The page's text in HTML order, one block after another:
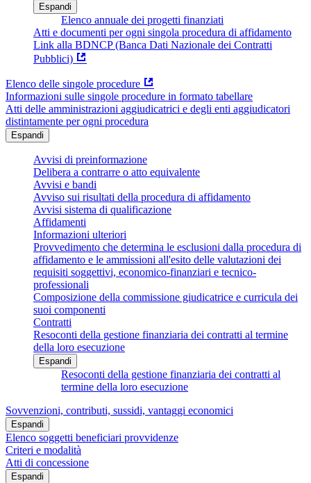
Espandi
Elenco annuale dei progetti finanziati
Atti e documenti per ogni singola procedura di affidamento
Link alla BDNCP (Banca Dati Nazionale dei Contratti
Pubblici)
Elenco delle singole procedure
Informazioni sulle singole procedure in formato tabellare
Atti delle amministrazioni aggiudicatrici e degli enti aggiudicatori
distintamente per ogni procedura
Espandi
Avvisi di preinformazione
Delibera a contrarre o atto equivalente
Avvisi e bandi
Avviso sui risultati della procedura di affidamento
Avvisi sistema di qualificazione
Affidamenti
Informazioni ulteriori
Provvedimento che determina le esclusioni dalla procedura di
affidamento e le ammissioni all'esito delle valutazioni dei
requisiti soggettivi, economico-finanziari e tecnico-
professionali
Composizione della commissione giudicatrice e curricula dei
suoi componenti
Contratti
Resoconti della gestione finanziaria dei contratti al termine
della loro esecuzione
Espandi
Resoconti della gestione finanziaria dei contratti al
termine della loro esecuzione
Sovvenzioni, contributi, sussidi, vantaggi economici
Espandi
Elenco soggetti beneficiari provvidenze
Criteri e modalità
Atti di concessione
Espandi